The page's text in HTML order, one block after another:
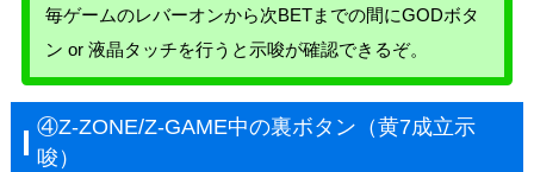
毎ゲームのレバーオンから次BETまでの間にGODボタ
ン or 液晶タッチを行うと示唆が確認できるぞ。
④Z-ZONE/Z-GAME中の裏ボタン（黄7成立示
唆）